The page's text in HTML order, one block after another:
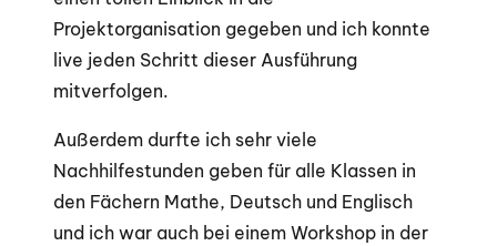
Projektorganisation gegeben und ich konnte
live jeden Schritt dieser Ausführung
mitverfolgen.
Außerdem durfte ich sehr viele
Nachhilfestunden geben für alle Klassen in
den Fächern Mathe, Deutsch und Englisch
und ich war auch bei einem Workshop in der